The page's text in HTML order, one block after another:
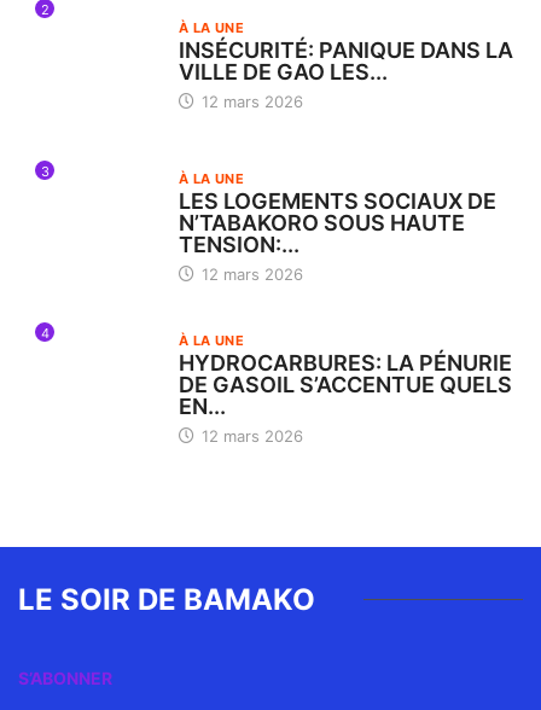
2
À LA UNE
INSÉCURITÉ: PANIQUE DANS LA
VILLE DE GAO LES...
12 mars 2026
3 À LA UNE
LES LOGEMENTS SOCIAUX DE
N’TABAKORO SOUS HAUTE
TENSION:...
12 mars 2026
4 À LA UNE
HYDROCARBURES: LA PÉNURIE
DE GASOIL S’ACCENTUE QUELS
EN...
12 mars 2026
LE SOIR DE BAMAKO
S’ABONNER